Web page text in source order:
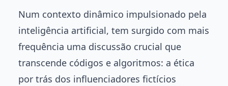
Num contexto dinâmico impulsionado pela
inteligência artificial, tem surgido com mais
frequência uma discussão crucial que
transcende códigos e algoritmos: a ética
por trás dos influenciadores fictícios